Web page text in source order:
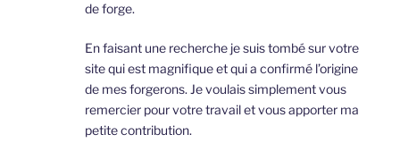
de forge.
En faisant une recherche je suis tombé sur votre
site qui est magnifique et qui a confirmé l’origine
de mes forgerons. Je voulais simplement vous
remercier pour votre travail et vous apporter ma
petite contribution.